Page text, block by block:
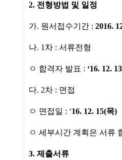
2. 전형방법 및 일정
가. 원서접수기간 : 2016.
나. 1 차 : 서류전형
ㅇ 합격자 발표 : ‘16. 12.
다. 2차 : 면접
ㅇ 면접일 : ‘16. 12. 15(목)
ㅇ 세부시간 계획은 서류
3. 제출서류